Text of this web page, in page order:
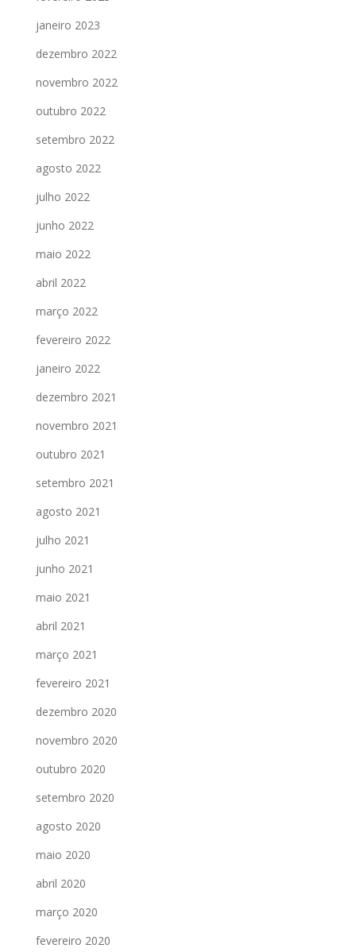
janeiro 2023
dezembro 2022
novembro 2022
outubro 2022
setembro 2022
agosto 2022
julho 2022
junho 2022
maio 2022
abril 2022
março 2022
fevereiro 2022
janeiro 2022
dezembro 2021
novembro 2021
outubro 2021
setembro 2021
agosto 2021
julho 2021
junho 2021
maio 2021
abril 2021
março 2021
fevereiro 2021
dezembro 2020
novembro 2020
outubro 2020
setembro 2020
agosto 2020
maio 2020
abril 2020
março 2020
fevereiro 2020